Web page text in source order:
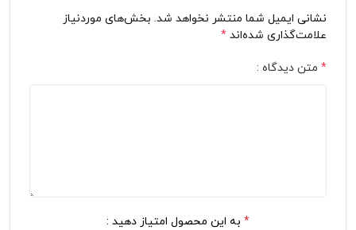
نشانی ایمیل شما منتشر نخواهد شد. بخش‌های موردنیاز
علامت‌گذاری شده‌اند *
* متن دیدگاه :
* به این محصول امتیاز دهید :